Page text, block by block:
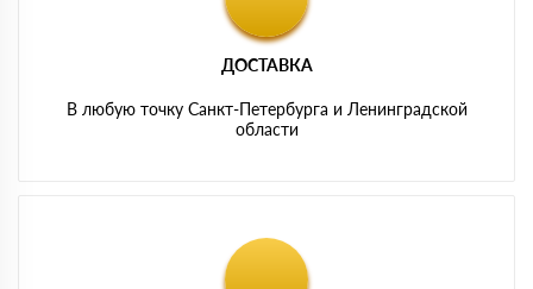
ДОСТАВКА
В любую точку Санкт-Петербурга и Ленинградской
области